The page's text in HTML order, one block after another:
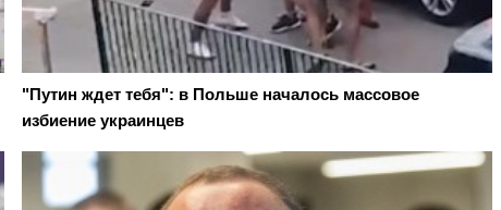
"Путин ждет тебя": в Польше началось массовое
избиение украинцев